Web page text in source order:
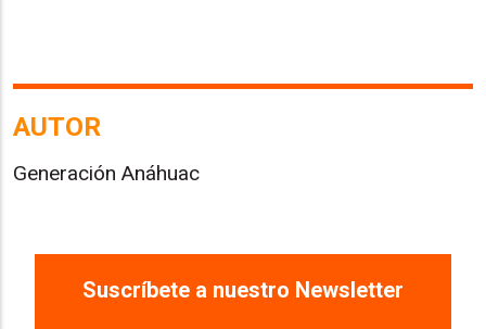
AUTOR
Generación Anáhuac
Suscríbete a nuestro Newsletter